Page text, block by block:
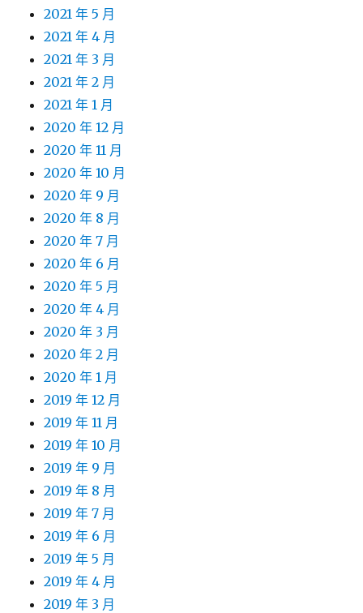
2021 年 5 月
2021 年 4 月
2021 年 3 月
2021 年 2 月
2021 年 1 月
2020 年 12 月
2020 年 11 月
2020 年 10 月
2020 年 9 月
2020 年 8 月
2020 年 7 月
2020 年 6 月
2020 年 5 月
2020 年 4 月
2020 年 3 月
2020 年 2 月
2020 年 1 月
2019 年 12 月
2019 年 11 月
2019 年 10 月
2019 年 9 月
2019 年 8 月
2019 年 7 月
2019 年 6 月
2019 年 5 月
2019 年 4 月
2019 年 3 月